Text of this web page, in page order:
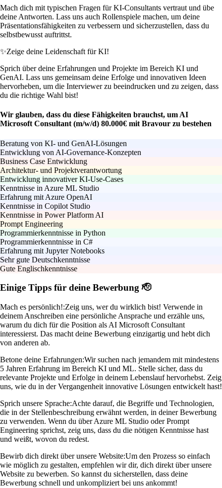
Mach dich mit typischen Fragen für KI-Consultants vertraut und übe
deine Antworten. Lass uns auch Rollenspiele machen, um deine
Präsentationsfähigkeiten zu verbessern und sicherzustellen, dass du
selbstbewusst auftrittst.
✨Zeige deine Leidenschaft für KI!
Sprich über deine Erfahrungen und Projekte im Bereich KI und
GenAI. Lass uns gemeinsam deine Erfolge und innovativen Ideen
hervorheben, um die Interviewer zu beeindrucken und zu zeigen, dass
du die richtige Wahl bist!
Wir glauben, dass du diese Fähigkeiten brauchst, um AI
Microsoft Consultant (m/w/d) 80.000€ mit Bravour zu bestehen
Beratung von KI- und GenAI-Lösungen
Entwicklung von AI-Governance-Konzepten
Business Case Entwicklung
Architektur- und Projektverantwortung
Entwicklung innovativer KI-Use-Cases
Kenntnisse in Azure ML Studio
Erfahrung mit Azure OpenAI
Kenntnisse in Copilot Studio
Kenntnisse in Power Platform AI
Prompt Engineering
Programmierkenntnisse in Python
Programmierkenntnisse in C#
Erfahrung mit Jupyter Notebooks
Sehr gute Deutschkenntnisse
Gute Englischkenntnisse
Einige Tipps für deine Bewerbung 🫡
Mach es persönlich!:Zeig uns, wer du wirklich bist! Verwende in
deinem Anschreiben eine persönliche Ansprache und erzähle uns,
warum du dich für die Position als AI Microsoft Consultant
interessierst. Das macht deine Bewerbung einzigartig und hebt dich
von anderen ab.
Betone deine Erfahrungen:Wir suchen nach jemandem mit mindestens
5 Jahren Erfahrung im Bereich KI und ML. Stelle sicher, dass du
relevante Projekte und Erfolge in deinem Lebenslauf hervorhebst. Zeig
uns, wie du in der Vergangenheit innovative Lösungen entwickelt hast!
Sprich unsere Sprache:Achte darauf, die Begriffe und Technologien,
die in der Stellenbeschreibung erwähnt werden, in deiner Bewerbung
zu verwenden. Wenn du über Azure ML Studio oder Prompt
Engineering sprichst, zeig uns, dass du die nötigen Kenntnisse hast
und weißt, wovon du redest.
Bewirb dich direkt über unsere Website:Um den Prozess so einfach
wie möglich zu gestalten, empfehlen wir dir, dich direkt über unsere
Website zu bewerben. So kannst du sicherstellen, dass deine
Bewerbung schnell und unkompliziert bei uns ankommt!